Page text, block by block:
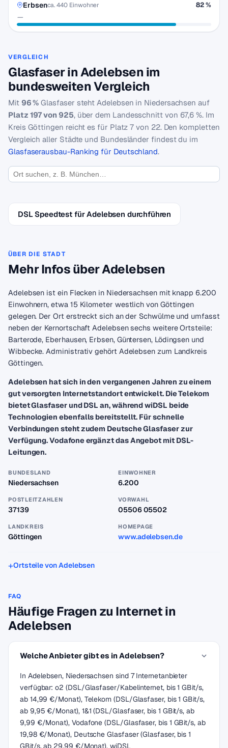
Erbsenca. 440 Einwohner
—
82 %
VERGLEICH
Glasfaser in Adelebsen im
bundesweiten Vergleich
Mit 96 % Glasfaser steht Adelebsen in Niedersachsen auf
Platz 197 von 925, über dem Landesschnitt von 67,6 %. Im
Kreis Göttingen reicht es für Platz 7 von 22. Den kompletten
Vergleich aller Städte und Bundesländer findest du im
Glasfaserausbau-Ranking für Deutschland.
DSL Speedtest für Adelebsen durchführen
ÜBER DIE STADT
Mehr Infos über Adelebsen
Adelebsen ist ein Flecken in Niedersachsen mit knapp 6.200
Einwohnern, etwa 15 Kilometer westlich von Göttingen
gelegen. Der Ort erstreckt sich an der Schwülme und umfasst
neben der Kernortschaft Adelebsen sechs weitere Ortsteile:
Barterode, Eberhausen, Erbsen, Güntersen, Lödingsen und
Wibbecke. Administrativ gehört Adelebsen zum Landkreis
Göttingen.
Adelebsen hat sich in den vergangenen Jahren zu einem
gut versorgten Internetstandort entwickelt. Die Telekom
bietet Glasfaser und DSL an, während wiDSL beide
Technologien ebenfalls bereitstellt. Für schnelle
Verbindungen steht zudem Deutsche Glasfaser zur
Verfügung. Vodafone ergänzt das Angebot mit DSL-
Leitungen.
BUNDESLAND
Niedersachsen
EINWOHNER
6.200
POSTLEITZAHLEN
37139
VORWAHL
05506 05502
LANDKREIS
Göttingen
HOMEPAGE
www.adelebsen.de
Ortsteile von Adelebsen
FAQ
Häufige Fragen zu Internet in
Adelebsen
Welche Anbieter gibt es in Adelebsen?
In Adelebsen, Niedersachsen sind 7 Internetanbieter
verfügbar: o2 (DSL/Glasfaser/Kabelinternet, bis 1 GBit/s,
ab 14,99 €/Monat), Telekom (DSL/Glasfaser, bis 1 GBit/s,
ab 9,95 €/Monat), 1&1 (DSL/Glasfaser, bis 1 GBit/s, ab
9,99 €/Monat), Vodafone (DSL/Glasfaser, bis 1 GBit/s, ab
19,98 €/Monat), Deutsche Glasfaser (Glasfaser, bis 1
GBit/s, ab 29,99 €/Monat), wiDSL